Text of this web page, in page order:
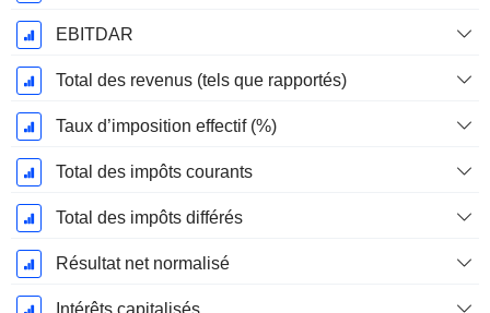
EBITDAR
Total des revenus (tels que rapportés)
Taux d’imposition effectif (%)
Total des impôts courants
Total des impôts différés
Résultat net normalisé